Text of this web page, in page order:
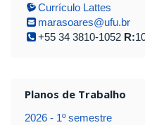
Currículo Lattes
marasoares@ufu.br
+55 34 3810-1052 R:
Planos de Trabalho
2026 - 1º semestre